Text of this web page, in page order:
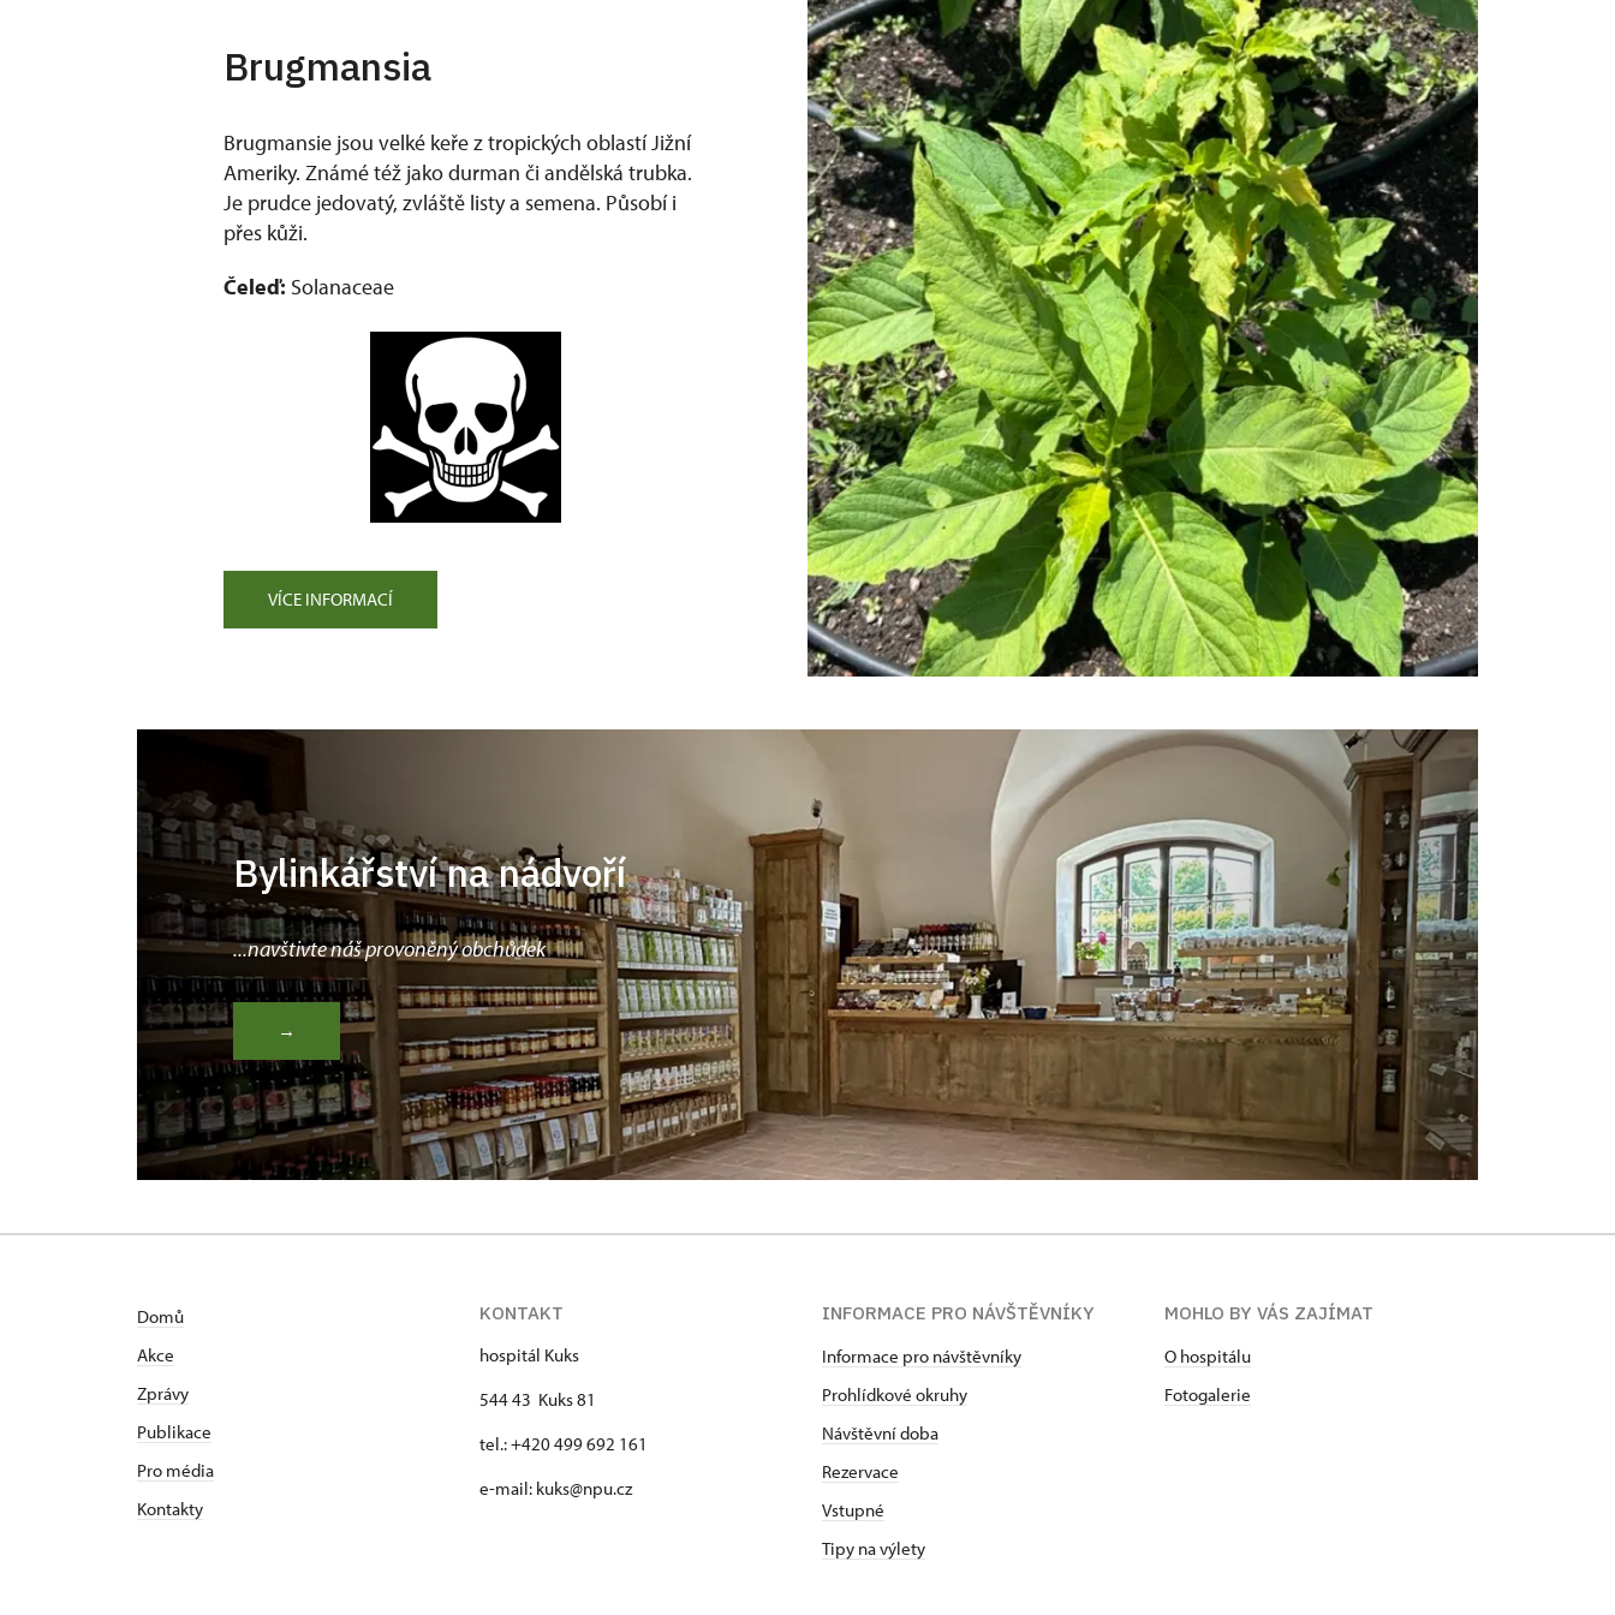
Brugmansia
Brugmansie jsou velké keře z tropických oblastí Jižní
Ameriky. Známé též jako durman či andělská trubka.
Je prudce jedovatý, zvláště listy a semena. Působí i
přes kůži.
Čeleď: Solanaceae
VÍCE INFORMACÍ
Bylinkářství na nádvoří
...navštivte náš provoněný obchůdek
→
Domů
Akce
Zprávy
Publikace
Pro média
Kontakty
KONTAKT
hospitál Kuks
544 43 Kuks 81
tel.: +420 499 692 161
e-mail: kuks@npu.cz
INFORMACE PRO NÁVŠTĚVNÍKY
Informace pro návštěvníky
Prohlídkové okruhy
Návštěvní doba
Rezervace
Vstupné
Tipy na výlety
MOHLO BY VÁS ZAJÍMAT
O hospitálu
Fotogalerie